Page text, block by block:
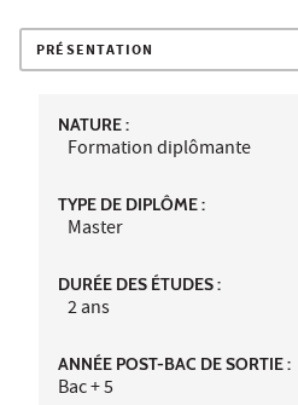
PRÉSENTATION
NATURE :
Formation diplômante
TYPE DE DIPLÔME :
Master
DURÉE DES ÉTUDES :
2 ans
ANNÉE POST-BAC DE SORTIE :
Bac + 5